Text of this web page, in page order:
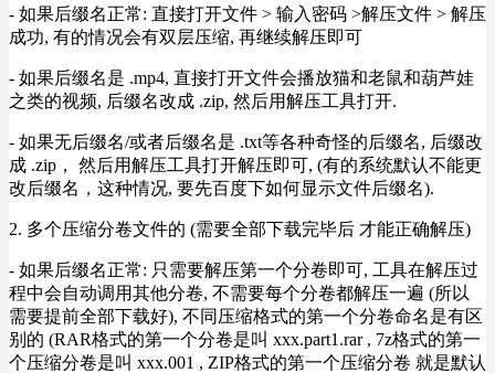
- 如果后缀名正常: 直接打开文件 > 输入密码 >解压文件 > 解压
成功, 有的情况会有双层压缩, 再继续解压即可
- 如果后缀名是 .mp4, 直接打开文件会播放猫和老鼠和葫芦娃
之类的视频, 后缀名改成 .zip, 然后用解压工具打开.
- 如果无后缀名/或者后缀名是 .txt等各种奇怪的后缀名, 后缀改
成 .zip， 然后用解压工具打开解压即可, (有的系统默认不能更
改后缀名，这种情况, 要先百度下如何显示文件后缀名).
2. 多个压缩分卷文件的 (需要全部下载完毕后 才能正确解压)
- 如果后缀名正常: 只需要解压第一个分卷即可, 工具在解压过
程中会自动调用其他分卷, 不需要每个分卷都解压一遍 (所以
需要提前全部下载好), 不同压缩格式的第一个分卷命名是有区
别的 (RAR格式的第一个分卷是叫 xxx.part1.rar , 7z格式的第一
个压缩分卷是叫 xxx.001 , ZIP格式的第一个压缩分卷 就是默认